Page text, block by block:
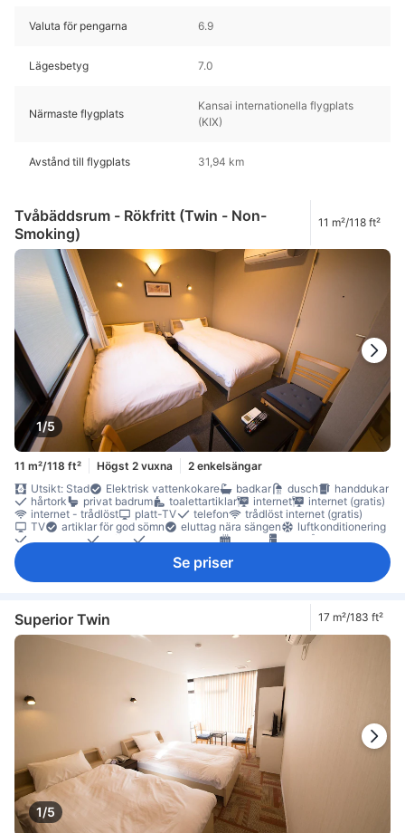
Valuta för pengarna 6.9
Lägesbetyg 7.0
Närmaste flygplats
Kansai internationella flygplats
(KIX)
Avstånd till flygplats 31,94 km
Tvåbäddsrum - Rökfritt (Twin - Non-
Smoking)
11 m²/118 ft²
1/5
11 m²/118 ft² Högst 2 vuxna
2 enkelsängar
Utsikt: Stad
Elektrisk vattenkokare badkar dusch
handdukar
hårtork
privat badrum toalettartiklar internet
internet (gratis)
internet - trådlöst
platt-TV telefon
trådlöst internet (gratis)
TV
artiklar för god sömn eluttag nära sängen
luftkonditionering
sängkläder
tofflor väckarklocka värme
kylskåp
Rökpolicy - rökfria rum tillgängliga
Se priser
Superior Twin 17 m²/183 ft²
1/5